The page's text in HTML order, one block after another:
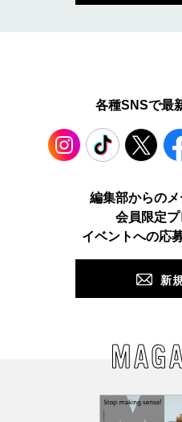
各種SNSで最
TikTok
編集部からのメ
会員限定
イベントへの応
新